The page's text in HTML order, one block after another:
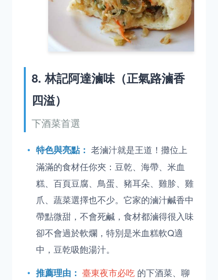
8. 林記阿達滷味（正氣路滷香
四溢）
下酒菜首選
特色與亮點： 老滷汁就是王道！攤位上
滿滿的食材任你夾：豆乾、海帶、米血
糕、百頁豆腐、鳥蛋、豬耳朵、雞胗、雞
爪、蔬菜選擇也不少。它家的滷汁鹹香中
帶點微甜，不會死鹹，食材都滷得很入味
卻不會過於軟爛，特別是米血糕軟Q適
中，豆乾吸飽湯汁。
推薦理由： 臺東夜市必吃 的下酒菜、聊